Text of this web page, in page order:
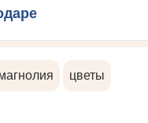
цветы